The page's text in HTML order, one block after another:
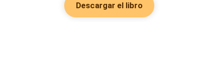
Descargar el libro